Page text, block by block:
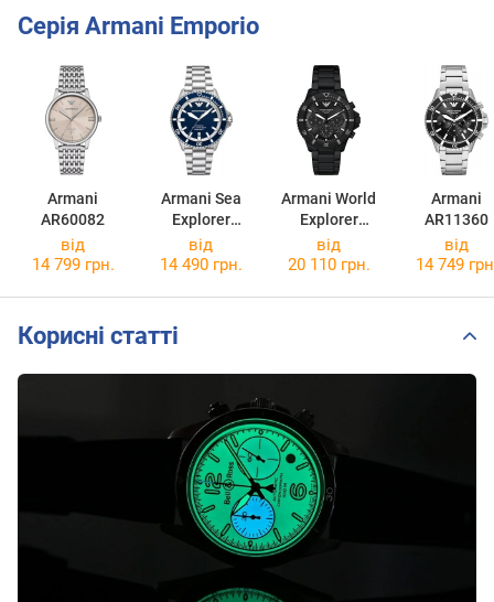
Серія Armani Emporio
Armani
AR60082
Armani Sea
Explorer
AR60079
Armani World
Explorer
AR11784
Armani
AR11360
від
14 799 грн.
від
14 490 грн.
від
20 110 грн.
від
14 749
Корисні статті